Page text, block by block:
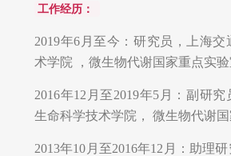
工作经历：
2019年6月至今：研究员，上海
术学院 ，微生物代谢国家重点实验
2016年12月至2019年5月：副研
生命科学技术学院， 微生物代谢
2013年10月至2016年12月：助理